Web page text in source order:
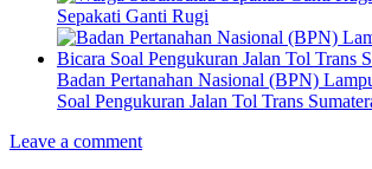
Sepakati Ganti Rugi
Badan Pertanahan Nasional (BPN)
Soal Pengukuran Jalan Tol Trans
Leave a comment